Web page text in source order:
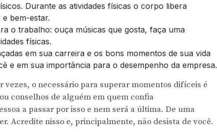
Durante as atividades físicas o corpo libera
bem-estar.
o trabalho: ouça músicas que gosta, faça uma
físicas.
em sua carreira e os bons momentos de sua vida
e em sua importância para o desempenho da empresa.
vezes, o necessário para superar momentos difíceis é
conselhos de alguém em quem confia
a passar por isso e nem será a última. De uma
Acredite nisso e, principalmente, não desista de você.